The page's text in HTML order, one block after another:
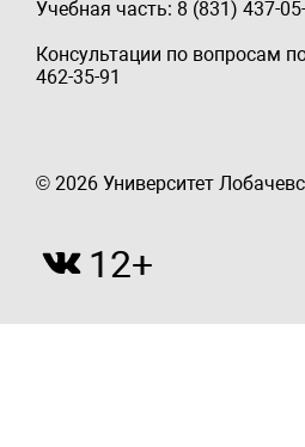
Учебная часть: 8 (831) 437-
Консультации по вопросам
462-35-91
© 2026 Университет
12+